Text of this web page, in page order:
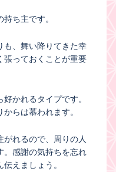
ち主です。
も、舞い降りてきた幸
張っておくことが重要
かれるタイプです。
らは慕われます。
れるので、周りの人
。感謝の気持ちを忘れ
えましょう。